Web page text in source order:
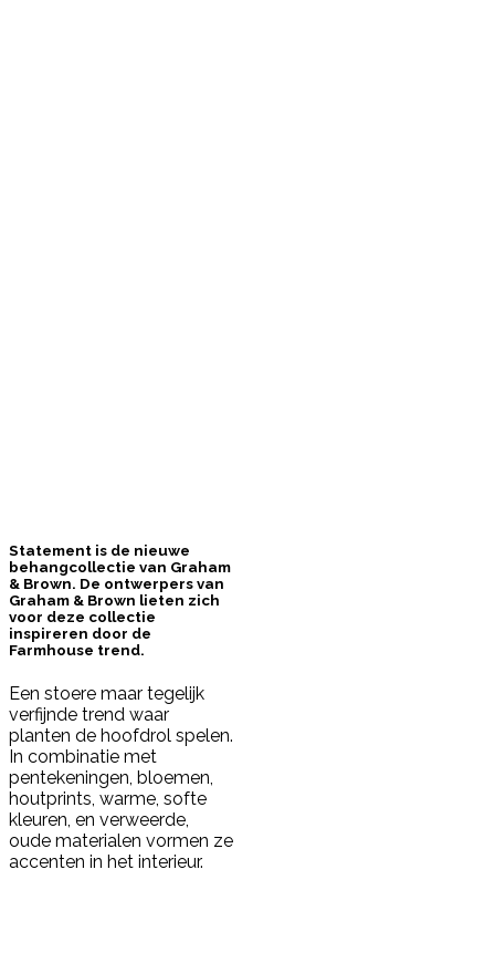
Statement is de nieuwe
behangcollectie van Graham
& Brown. De ontwerpers van
Graham & Brown lieten zich
voor deze collectie
inspireren door de
Farmhouse trend.
Een stoere maar tegelijk
verfijnde trend waar
planten de hoofdrol spelen.
In combinatie met
pentekeningen, bloemen,
houtprints, warme, softe
kleuren, en verweerde,
oude materialen vormen ze
accenten in het interieur.